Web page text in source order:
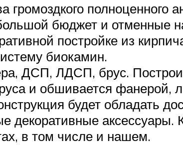
полноценного
бюджет и отменные
постройке из
биокамин.
ДСП, ЛДСП, брус.
и обшивается фанерой,
будет обладать
декоративные
в том числе и нашем.